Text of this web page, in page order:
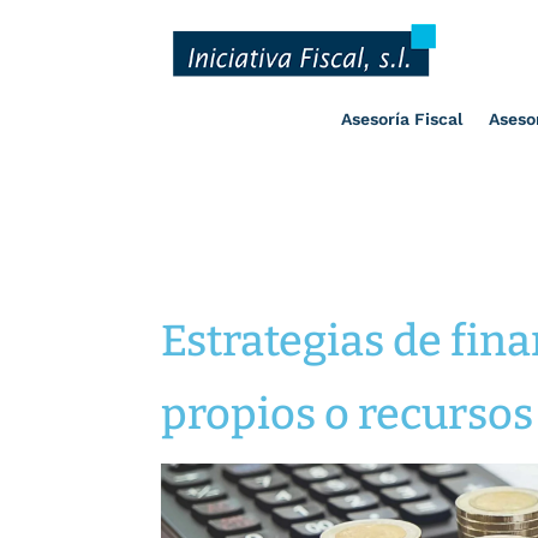
Asesoría Fiscal
Estrategias de
propios o